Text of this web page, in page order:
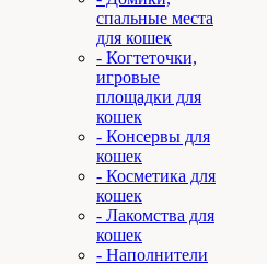
спальные места
для кошек
- Когтеточки,
игровые
площадки для
кошек
- Консервы для
кошек
- Косметика для
кошек
- Лакомства для
кошек
- Наполнители